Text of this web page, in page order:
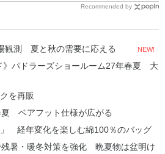
Recommended by
観測 夏と秋の需要に応える NEW!
》パドラーズショールーム27年春夏 大
を再販
ベアフット仕様が広がる
」 経年変化を楽しむ綿100％のバッグ
暑・暖冬対策を強化 晩夏物は盆明け